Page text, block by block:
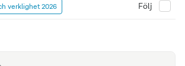
verklighet 2026 Följ